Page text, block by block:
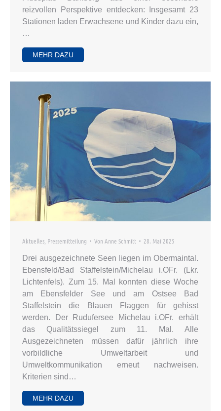
reizvollen Perspektive entdecken: Insgesamt 23
Stationen laden Erwachsene und Kinder dazu ein,
…
MEHR DAZU
Aktuelles Pressemitteilung Von Anne Schmitt 28. Mai 2025
Drei ausgezeichnete Seen liegen im Obermaintal.
Ebensfeld/Bad Staffelstein/Michelau i.OFr. (Lkr.
Lichtenfels). Zum 15. Mal konnten diese Woche
am Ebensfelder See und am Ostsee Bad
Staffelstein die Blauen Flaggen für gehisst
werden. Der Rudufersee Michelau i.OFr. erhält
das Qualitätssiegel zum 11. Mal. Alle
Ausgezeichneten müssen dafür jährlich ihre
vorbildliche Umweltarbeit und
Umweltkommunikation erneut nachweisen.
Kriterien sind…
MEHR DAZU